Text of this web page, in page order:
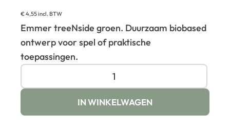
€4,55incl. BTW
Emmer treeNside groen. Duurzaam biobased
ontwerp voor spel of praktische
toepassingen.
IN WINKELWAGEN